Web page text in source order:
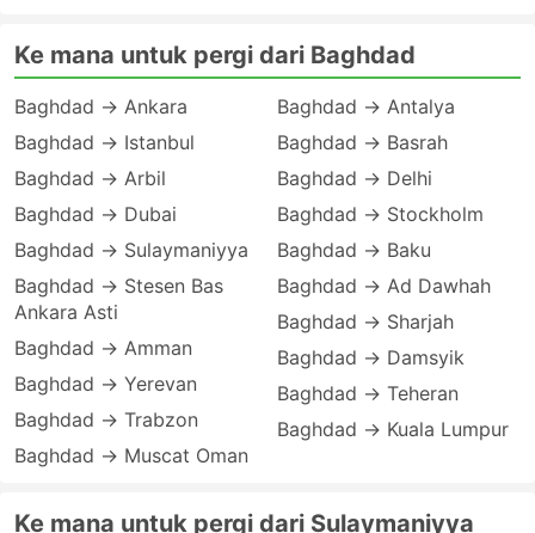
Ke mana untuk pergi dari Baghdad
Baghdad → Ankara
Baghdad → Istanbul
Baghdad → Arbil
Baghdad → Dubai
Baghdad → Sulaymaniyya
Baghdad → Stesen Bas
Ankara Asti
Baghdad → Amman
Baghdad → Yerevan
Baghdad → Trabzon
Baghdad → Muscat Oman
Baghdad → Antalya
Baghdad → Basrah
Baghdad → Delhi
Baghdad → Stockholm
Baghdad → Baku
Baghdad → Ad Dawhah
Baghdad → Sharjah
Baghdad → Damsyik
Baghdad → Teheran
Baghdad → Kuala Lumpur
Ke mana untuk pergi dari Sulaymaniyya